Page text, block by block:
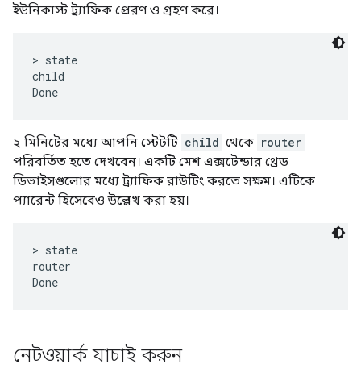
ইউনিকাস্ট ট্র্যাফিক প্রেরণ ও গ্রহণ করে।
> state
child
২ মিনিটের মধ্যে আপনি স্টেটটি child থেকে router
পরিবর্তিত হতে দেখবেন। একটি মেশ এক্সটেন্ডার থ্রেড
ডিভাইসগুলোর মধ্যে ট্র্যাফিক রাউটিং করতে সক্ষম। এটিকে
প্যারেন্ট হিসেবেও উল্লেখ করা হয়।
> state
router
নেটওয়ার্ক যাচাই করুন